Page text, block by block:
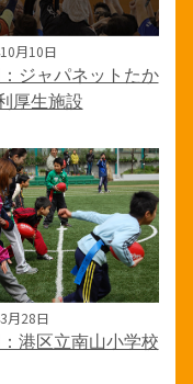
月10日
ジャパネットたか
厚生施設
月28日
港区立南山小学校